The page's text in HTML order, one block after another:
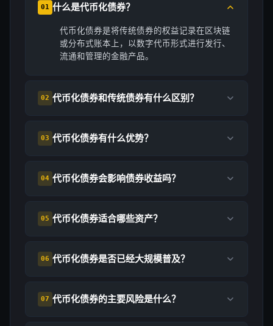
01 什么是代币化债券？
代币化债券是将传统债券的权益记录在区块链
或分布式账本上，以数字代币形式进行发行、
流通和管理的金融产品。
02 代币化债券和传统债券有什么区别？
03 代币化债券有什么优势？
04 代币化债券会影响债券收益吗？
05 代币化债券适合哪些资产？
06 代币化债券是否已经大规模普及？
07 代币化债券的主要风险是什么？